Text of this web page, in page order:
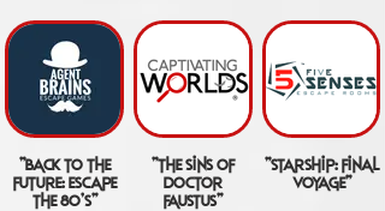
"back to the
future: escape
the 80's"
"the sins of
doctor
faustus"
"starship: final
voyage"